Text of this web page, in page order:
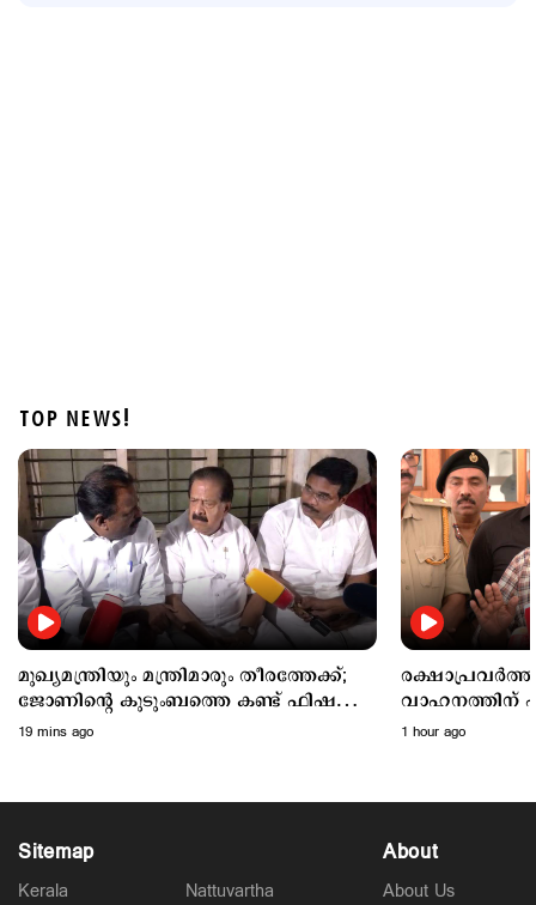
States
'വിമാനം താഴ്ത്തിയത് വന്‍ദുരന്തം ഒഴിവാക്കാന്‍';
ആകാശച്ചുഴി അപകടത്തില്‍ വിശദീകരണവുമായി
പൈലറ്റ് അസോസിയേഷന്‍
1 hour ago
TOP NEWS!
മുഖ്യമന്ത്രിയും മന്ത്രിമാരും തീരത്തേക്ക്;
ജോണിന്‍റെ കുടുംബത്തെ കണ്ട് ഫിഷറീസ്
മന്ത്രി
19 mins ago
വാഹനത്തിന്
1 hour ago
Sitemap
Kerala
Nattuvartha
About
About Us